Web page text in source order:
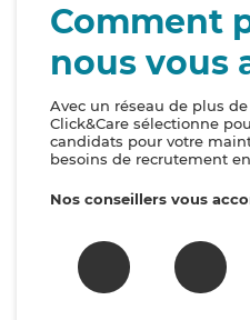
Comment
nous vous
Avec un réseau de plus
Click&Care sélectionne
candidats pour votre
besoins de recrutement
Nos conseillers vous